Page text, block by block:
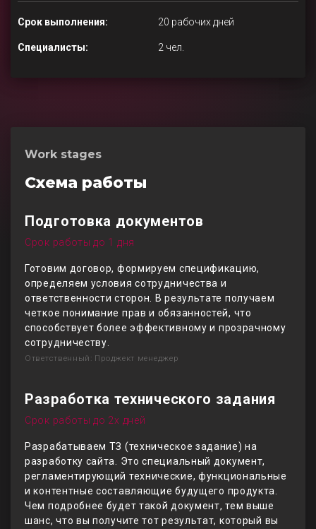
Срок выполнения: 20 рабочих дней
Специалисты: 2 чел.
Work stages
Схема работы
Подготовка документов
Срок работы до 1 дня
Готовим договор, формируем спецификацию,
определяем условия сотрудничества и
ответственности сторон. В результате получаем
четкое понимание прав и обязанностей, что
способствует более эффективному и прозрачному
сотрудничеству.
Ответственный: Проджект менеджер
Разработка технического задания
Срок работы до 2х дней
Разрабатываем ТЗ (техническое задание) на
разработку сайта. Это специальный документ,
регламентирующий технические, функциональные
и контентные составляющие будущего продукта.
Чем подробнее будет такой документ, тем выше
шанс, что вы получите тот результат, который вы